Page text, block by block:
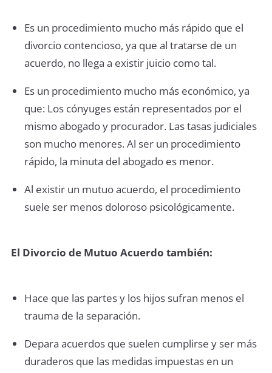
Es un procedimiento mucho más rápido que el
divorcio contencioso, ya que al tratarse de un
acuerdo, no llega a existir juicio como tal.
Es un procedimiento mucho más económico, ya
que: Los cónyuges están representados por el
mismo abogado y procurador. Las tasas judiciales
son mucho menores. Al ser un procedimiento
rápido, la minuta del abogado es menor.
Al existir un mutuo acuerdo, el procedimiento
suele ser menos doloroso psicológicamente.
El Divorcio de Mutuo Acuerdo también:
Hace que las partes y los hijos sufran menos el
trauma de la separación.
Depara acuerdos que suelen cumplirse y ser más
duraderos que las medidas impuestas en un